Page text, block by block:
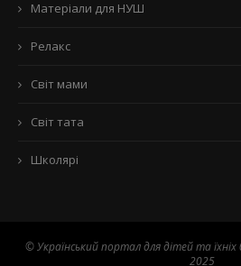
Матеріали для НУШ
Релакс
Світ мами
Світ тата
Школярі
© Український портал для дітей та їхніх
2025